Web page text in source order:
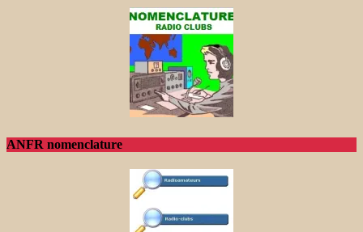
ANFR nomenclature